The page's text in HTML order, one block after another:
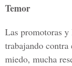
Temor
Las promotoras
trabajando
miedo, mucha